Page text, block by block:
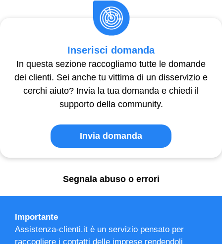
Inserisci domanda
In questa sezione raccogliamo tutte le domande
dei clienti. Sei anche tu vittima di un disservizio e
cerchi aiuto? Invia la tua domanda e chiedi il
supporto della community.
Invia domanda
Segnala abuso o errori
Importante
Assistenza-clienti.it è un servizio pensato per
raccogliere i contatti delle imprese rendendoli